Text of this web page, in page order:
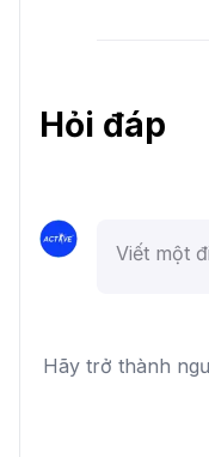
Hỏi đáp
Hãy trở thành